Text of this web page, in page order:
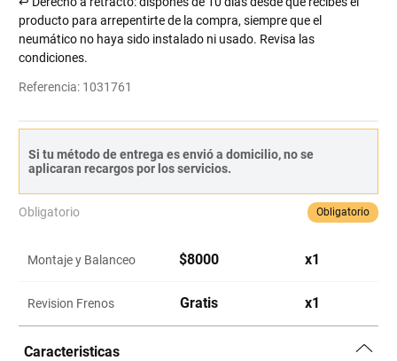
producto para arrepentirte de la compra, siempre que el
neumático no haya sido instalado ni usado. Revisa las
condiciones.
Referencia: 1031761
Si tu método de entrega es envió a domicilio, no se
aplicaran recargos por los servicios.
Obligatorio Obligatorio
Montaje y Balanceo $8000 x1
Revision Frenos Gratis x1
Caracteristicas